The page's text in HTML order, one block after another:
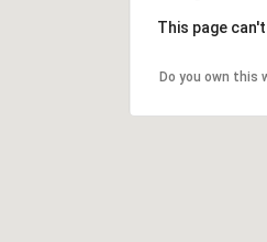
This page
Do you own this